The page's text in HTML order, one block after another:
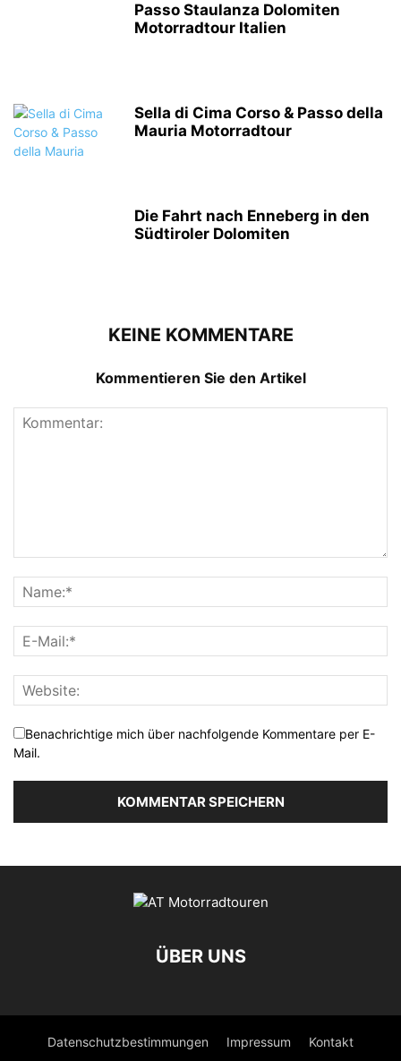
Passo Staulanza Dolomiten
Motorradtour Italien
Sella di Cima Corso & Passo della
Mauria Motorradtour
Die Fahrt nach Enneberg in den
Südtiroler Dolomiten
KEINE KOMMENTARE
Kommentieren Sie den Artikel
Benachrichtige mich über nachfolgende Kommentare per E-
Mail.
ÜBER UNS
Datenschutzbestimmungen Impressum Kontakt